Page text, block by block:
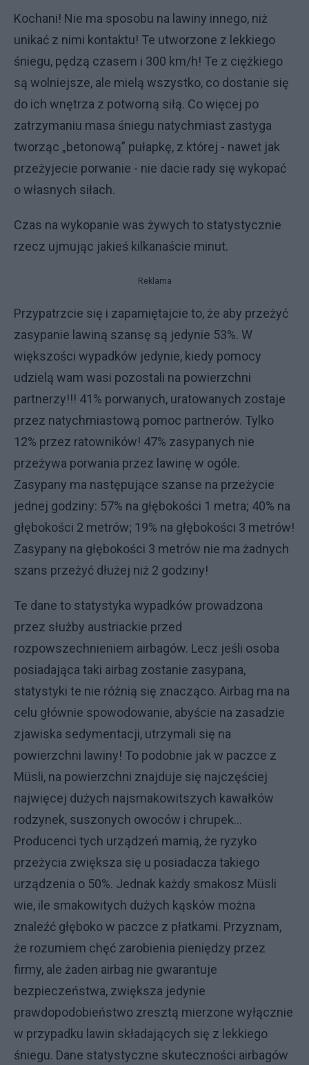
Kochani! Nie ma sposobu na lawiny innego, niż
unikać z nimi kontaktu! Te utworzone z lekkiego
śniegu, pędzą czasem i 300 km/h! Te z ciężkiego
są wolniejsze, ale mielą wszystko, co dostanie się
do ich wnętrza z potworną siłą. Co więcej po
zatrzymaniu masa śniegu natychmiast zastyga
tworząc „betonową” pułapkę, z której - nawet jak
przeżyjecie porwanie - nie dacie rady się wykopać
o własnych siłach.
Czas na wykopanie was żywych to statystycznie
rzecz ujmując jakieś kilkanaście minut.
Reklama
Przypatrzcie się i zapamiętajcie to, że aby przeżyć
zasypanie lawiną szansę są jedynie 53%. W
większości wypadków jedynie, kiedy pomocy
udzielą wam wasi pozostali na powierzchni
partnerzy!!! 41% porwanych, uratowanych zostaje
przez natychmiastową pomoc partnerów. Tylko
12% przez ratowników! 47% zasypanych nie
przeżywa porwania przez lawinę w ogóle.
Zasypany ma następujące szanse na przeżycie
jednej godziny: 57% na głębokości 1 metra; 40% na
głębokości 2 metrów; 19% na głębokości 3 metrów!
Zasypany na głębokości 3 metrów nie ma żadnych
szans przeżyć dłużej niż 2 godziny!
Te dane to statystyka wypadków prowadzona
przez służby austriackie przed
rozpowszechnieniem airbagów. Lecz jeśli osoba
posiadająca taki airbag zostanie zasypana,
statystyki te nie różnią się znacząco. Airbag ma na
celu głównie spowodowanie, abyście na zasadzie
zjawiska sedymentacji, utrzymali się na
powierzchni lawiny! To podobnie jak w paczce z
Müsli, na powierzchni znajduje się najczęściej
najwięcej dużych najsmakowitszych kawałków
rodzynek, suszonych owoców i chrupek…
Producenci tych urządzeń mamią, że ryzyko
przeżycia zwiększa się u posiadacza takiego
urządzenia o 50%. Jednak każdy smakosz Müsli
wie, ile smakowitych dużych kąsków można
znaleźć głęboko w paczce z płatkami. Przyznam,
że rozumiem chęć zarobienia pieniędzy przez
firmy, ale żaden airbag nie gwarantuje
bezpieczeństwa, zwiększa jedynie
prawdopodobieństwo zresztą mierzone wyłącznie
w przypadku lawin składających się z lekkiego
śniegu. Dane statystyczne skuteczności airbagów